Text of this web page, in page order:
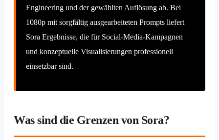
Engineering und der gewählten Auflösung ab. Bei
1080p mit sorgfältig ausgearbeiteten Prompts liefert
Sora Ergebnisse, die für Social-Media-Kampagnen
und konzeptuelle Visualisierungen professionell
einsetzbar sind.
Was sind die Grenzen von Sora?